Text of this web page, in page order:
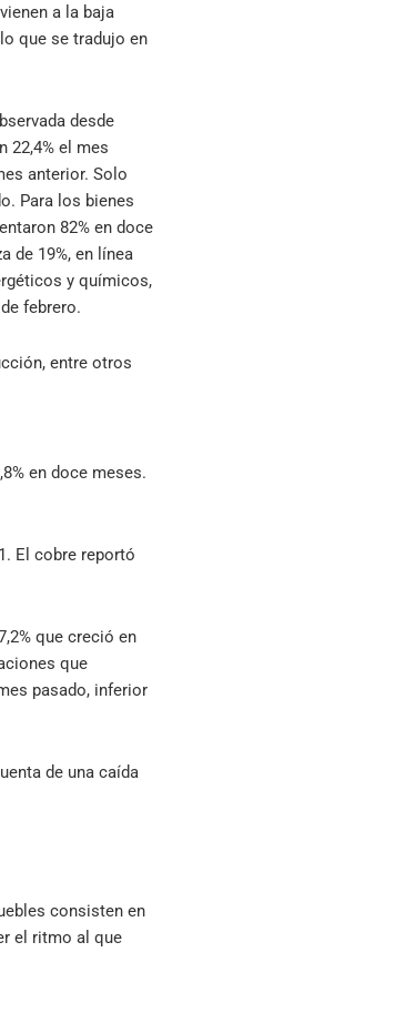
a la baja
que se tradujo en
desde
22,4% el mes
anterior. Solo
Para los bienes
82% en doce
de 19%, en línea
y químicos,
febrero.
entre otros
en doce meses.
El cobre reportó
que creció en
que
pasado, inferior
de una caída
consisten en
el ritmo al que